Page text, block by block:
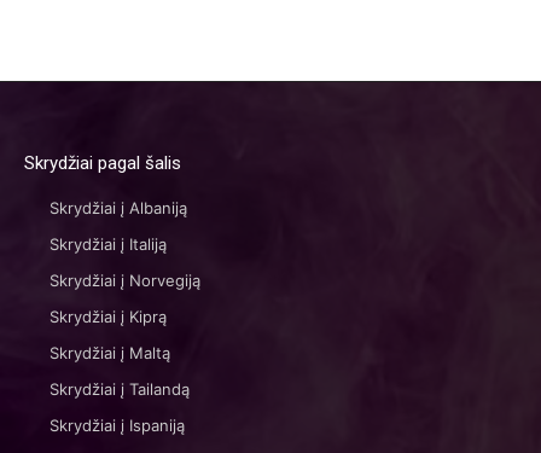
Skrydžiai pagal šalis
Skrydžiai į Albaniją
Skrydžiai į Italiją
Skrydžiai į Norvegiją
Skrydžiai į Kiprą
Skrydžiai į Maltą
Skrydžiai į Tailandą
Skrydžiai į Ispaniją